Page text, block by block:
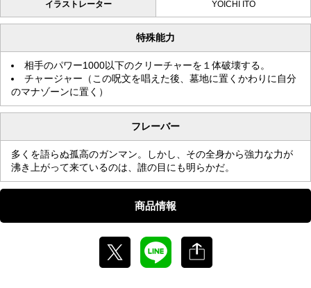
イラストレーター YOICHI ITO
特殊能力
相手のパワー1000以下のクリーチャーを１体破壊する。
チャージャー（この呪文を唱えた後、墓地に置くかわりに自分
のマナゾーンに置く）
フレーバー
多くを語らぬ孤高のガンマン。しかし、その全身から強力な力が
沸き上がって来ているのは、誰の目にも明らかだ。
商品情報